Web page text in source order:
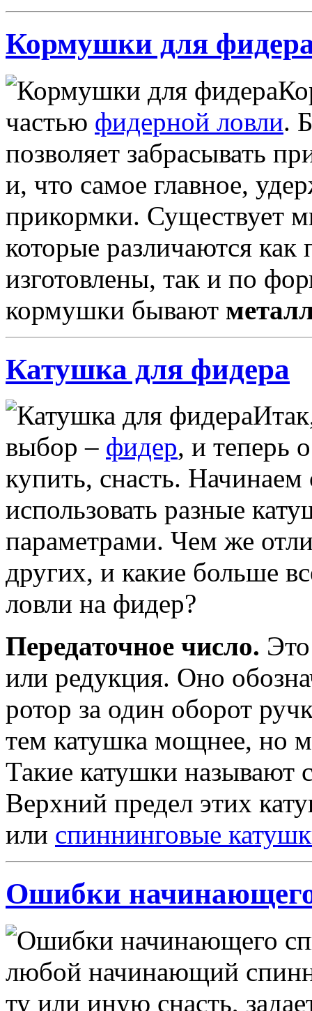
Кормушки для
частью фидерной ловли.
позволяет забрасывать
и, что самое главное,
прикормки. Существует
которые различаются
изготовлены, так и по
кормушки бывают
Катушка для фидера
выбор – фидер, и теперь
купить, снасть.
использовать разные
параметрами. Чем же
других, и какие больше
ловли на фидер?
Передаточное число.
или редукция. Оно
ротор за один оборот
тем катушка мощнее, но
Такие катушки называют
Верхний предел этих
или спиннинговые
Ошибки
любой начинающий
ту или иную снасть,